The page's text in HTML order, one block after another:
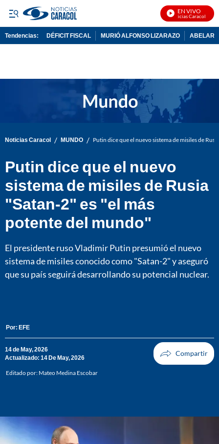
EN VIVO
Noticias Caracol En
Tendencias: DÉFICIT FISCAL MURIÓ ALFONSO LIZARAZO
Noticias Caracol / MUNDO / Putin dice que el nuevo sistema de misiles de
Putin dice que el nuevo
sistema de misiles de Rusia
"Satan-2" es "el más
potente del mundo"
El presidente ruso Vladimir Putin presumió el nuevo
sistema de misiles conocido como "Satan-2" y aseguró
que su país seguirá desarrollando su potencial nuclear.
Por: EFE
14 de May, 2026
Actualizado: 14 De May, 2026
Editado por: Mateo Medina Escobar